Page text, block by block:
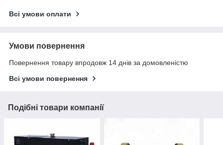
Всі умови оплати
Умови повернення
Повернення товару впродовж 14 днів за домовленістю
Всі умови повернення
Подібні товари компанії